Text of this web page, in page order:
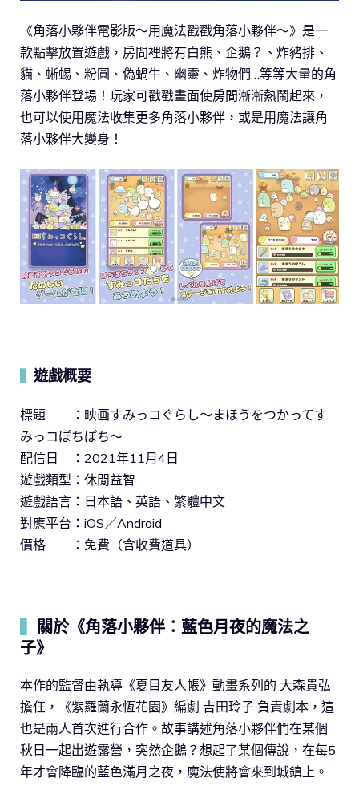
《角落小夥伴電影版～用魔法戳戳角落小夥伴～》是一
款點擊放置遊戲，房間裡將有白熊、企鵝？、炸豬排、
貓、蜥蜴、粉圓、偽蝸牛、幽靈、炸物們…等等大量的角
落小夥伴登場！玩家可戳戳畫面使房間漸漸熱鬧起來，
也可以使用魔法收集更多角落小夥伴，或是用魔法讓角
落小夥伴大變身！
遊戲概要
標題 ：映画すみっコぐらし～まほうをつかってす
みっコぽちぽち～
配信日 ：2021年11月4日
遊戲類型：休閒益智
遊戲語言：日本語、英語、繁體中文
對應平台：iOS／Android
價格 ：免費（含收費道具）
關於《角落小夥伴：藍色月夜的魔法之
子》
本作的監督由執導《夏目友人帳》動畫系列的 大森貴弘
擔任，《紫羅蘭永恆花園》編劇 吉田玲子 負責劇本，這
也是兩人首次進行合作。故事講述角落小夥伴們在某個
秋日一起出遊露營，突然企鵝？想起了某個傳說，在每5
年才會降臨的藍色滿月之夜，魔法使將會來到城鎮上。